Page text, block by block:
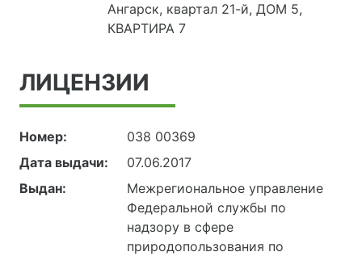
Ангарск, квартал 21-й, ДОМ 5,
КВАРТИРА 7
ЛИЦЕНЗИИ
Номер:
038 00369
Дата выдачи:
07.06.2017
Выдан:
Межрегиональное управление
Федеральной службы по
надзору в сфере
природопользования по